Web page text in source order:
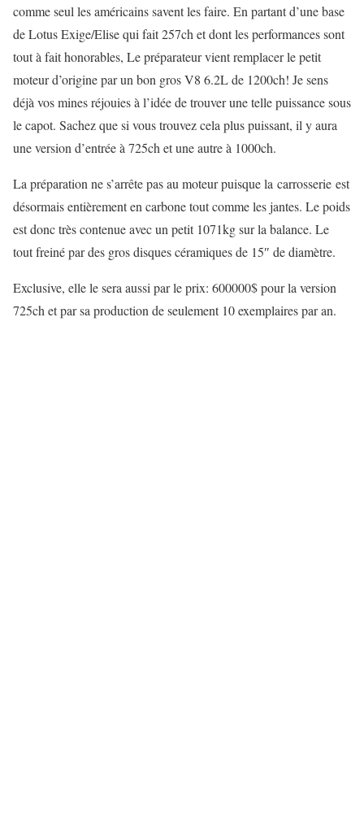
comme seul les américains savent les faire. En partant d’une base
de Lotus Exige/Elise qui fait 257ch et dont les performances sont
tout à fait honorables, Le préparateur vient remplacer le petit
moteur d’origine par un bon gros V8 6.2L de 1200ch! Je sens
déjà vos mines réjouies à l’idée de trouver une telle puissance sous
le capot. Sachez que si vous trouvez cela plus puissant, il y aura
une version d’entrée à 725ch et une autre à 1000ch.
La préparation ne s’arrête pas au moteur puisque la carrosserie est
désormais entièrement en carbone tout comme les jantes. Le poids
est donc très contenue avec un petit 1071kg sur la balance. Le
tout freiné par des gros disques céramiques de 15″ de diamètre.
Exclusive, elle le sera aussi par le prix: 600000$ pour la version
725ch et par sa production de seulement 10 exemplaires par an.